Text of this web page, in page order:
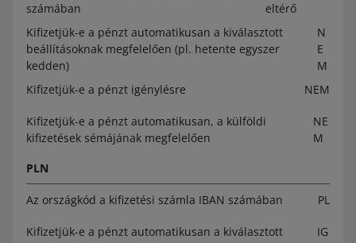
számában
eltérő
Kifizetjük-e a pénzt automatikusan a kiválasztott
beállításoknak megfelelően (pl. hetente egyszer
kedden)
N
E
M
Kifizetjük-e a pénzt igénylésre
NEM
Kifizetjük-e a pénzt automatikusan, a külföldi
kifizetések sémájának megfelelően
NE
M
PLN
Az országkód a kifizetési számla IBAN számában PL
Kifizetjük-e a pénzt automatikusan a kiválasztott
IG